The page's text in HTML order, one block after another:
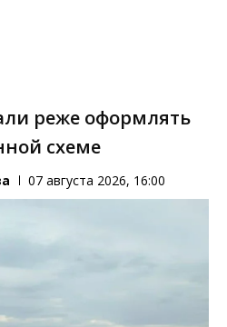
реже оформлять
схеме
07 августа 2026, 16:00